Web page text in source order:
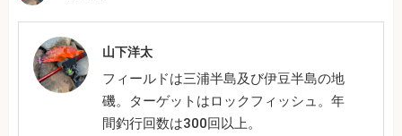
山下洋太
フィールドは三浦半島及び伊豆半島の地
磯。ターゲットはロックフィッシュ。年
間釣行回数は300回以上。